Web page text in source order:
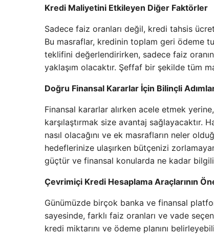
Kredi Maliyetini Etkileyen Diğer Faktörler
Sadece faiz oranları değil, kredi tahsis
Bu masraflar, kredinin toplam geri ödeme
teklifini değerlendirirken, sadece faiz
yaklaşım olacaktır. Şeffaf bir şekilde tüm
Doğru Finansal Kararlar İçin Bilinçli
Finansal kararlar alırken acele etmek
karşılaştırmak size avantaj sağlayacaktır.
nasıl olacağını ve ek masrafların neler
hedeflerinize ulaşırken bütçenizi
güçtür ve finansal konularda ne kadar bilgili
Çevrimiçi Kredi Hesaplama Araçlarının
Günümüzde birçok banka ve finansal
sayesinde, farklı faiz oranları ve vade
kredi miktarını ve ödeme planını